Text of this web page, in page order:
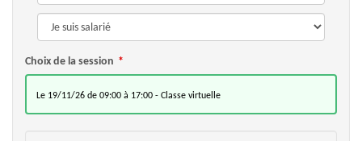
Choix de la session
le 19/11/26 de 09:00 à 17:00 - Classe virtuelle